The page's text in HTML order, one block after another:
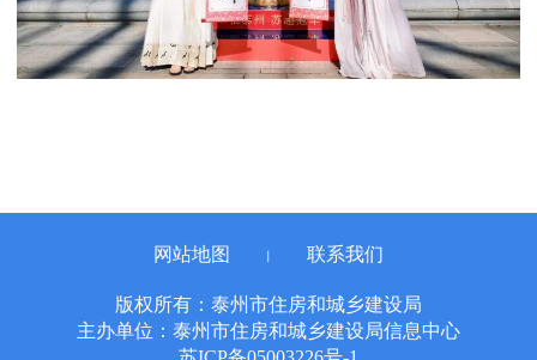
网站地图 联系我们
版权所有：泰州市住房和城乡建设局
主办单位：泰州市住房和城乡建设局信息中心